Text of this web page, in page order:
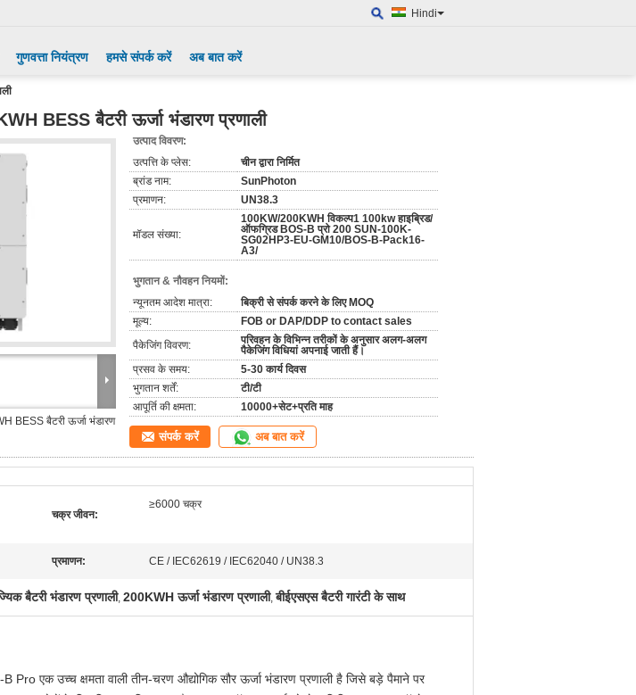
Hindi
गुणवत्ता नियंत्रण हमसे संपर्क करें अब बात करें
BESS बैटरी ऊर्जा भंडारण प्रणाली
BESS बैटरी ऊर्जा भंडारण
उत्पाद विवरण:
उत्पत्ति के प्लेस:
चीन द्वारा निर्मित
ब्रांड नाम:
SunPhoton
प्रमाणन:
UN38.3
मॉडल संख्या:
100KW/200KWH विकल्प1 100kw हाइब्रिड/
ऑफग्रिड BOS-B प्रो 200 SUN-100K-
SG02HP3-EU-GM10/BOS-B-Pack16-
A3/
भुगतान & नौवहन नियमों:
न्यूनतम आदेश मात्रा:
बिक्री से संपर्क करने के लिए MOQ
मूल्य:
FOB or DAP/DDP to contact sales
पैकेजिंग विवरण:
परिवहन के विभिन्न तरीकों के अनुसार अलग-अलग
पैकेजिंग विधियां अपनाई जाती हैं।
प्रसव के समय:
5-30 कार्य दिवस
भुगतान शर्तें:
टी/टी
आपूर्ति की क्षमता:
10000+सेट+प्रति माह
संपर्क करें अब बात करें
चक्र जीवन:
≥6000 चक्र
प्रमाणन: CE / IEC62619 / IEC62040 / UN38.3
बैटरी भंडारण प्रणाली, 200KWH ऊर्जा भंडारण प्रणाली,बीईएसएस बैटरी गारंटी के साथ
एक उच्च क्षमता वाली तीन-चरण औद्योगिक सौर ऊर्जा भंडारण प्रणाली है जिसे बड़े पैमाने पर